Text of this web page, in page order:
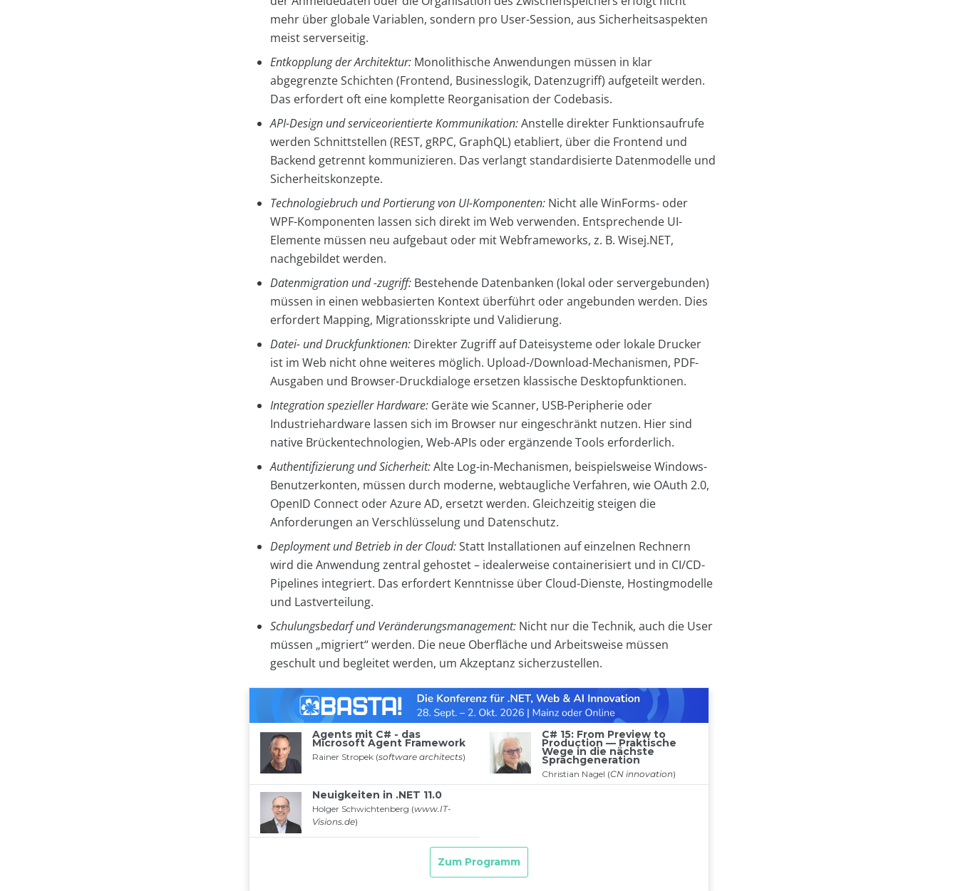
mehr über globale Variablen, sondern pro User-Session, aus Sicherheitsaspekten
meist serverseitig.
Entkopplung der Architektur: Monolithische Anwendungen müssen in klar
abgegrenzte Schichten (Frontend, Businesslogik, Datenzugriff) aufgeteilt werden.
Das erfordert oft eine komplette Reorganisation der Codebasis.
API-Design und serviceorientierte Kommunikation:Anstelle direkter Funktionsaufrufe
werden Schnittstellen (REST, gRPC, GraphQL) etabliert, über die Frontend und
Backend getrennt kommunizieren. Das verlangt standardisierte Datenmodelle und
Sicherheitskonzepte.
Technologiebruch und Portierung von UI-Komponenten: Nicht alle WinForms- oder
WPF-Komponenten lassen sich direkt im Web verwenden. Entsprechende UI-
Elemente müssen neu aufgebaut oder mit Webframeworks, z. B. Wisej.NET,
nachgebildet werden.
Datenmigration und -zugriff: Bestehende Datenbanken (lokal oder servergebunden)
müssen in einen webbasierten Kontext überführt oder angebunden werden. Dies
erfordert Mapping, Migrationsskripte und Validierung.
Datei- und Druckfunktionen: Direkter Zugriff auf Dateisysteme oder lokale Drucker
ist im Web nicht ohne weiteres möglich. Upload-/Download-Mechanismen, PDF-
Ausgaben und Browser-Druckdialoge ersetzen klassische Desktopfunktionen.
Integration spezieller Hardware: Geräte wie Scanner, USB-Peripherie oder
Industriehardware lassen sich im Browser nur eingeschränkt nutzen. Hier sind
native Brückentechnologien, Web-APIs oder ergänzende Tools erforderlich.
Authentifizierung und Sicherheit:Alte Log-in-Mechanismen, beispielsweise Windows-
Benutzerkonten, müssen durch moderne, webtaugliche Verfahren, wie OAuth 2.0,
OpenID Connect oder Azure AD, ersetzt werden. Gleichzeitig steigen die
Anforderungen an Verschlüsselung und Datenschutz.
Deployment und Betrieb in der Cloud:Statt Installationen auf einzelnen Rechnern
wird die Anwendung zentral gehostet – idealerweise containerisiert und in CI/CD-
Pipelines integriert. Das erfordert Kenntnisse über Cloud-Dienste, Hostingmodelle
und Lastverteilung.
Schulungsbedarf und Veränderungsmanagement: Nicht nur die Technik, auch die User
müssen „migriert“ werden. Die neue Oberfläche und Arbeitsweise müssen
geschult und begleitet werden, um Akzeptanz sicherzustellen.